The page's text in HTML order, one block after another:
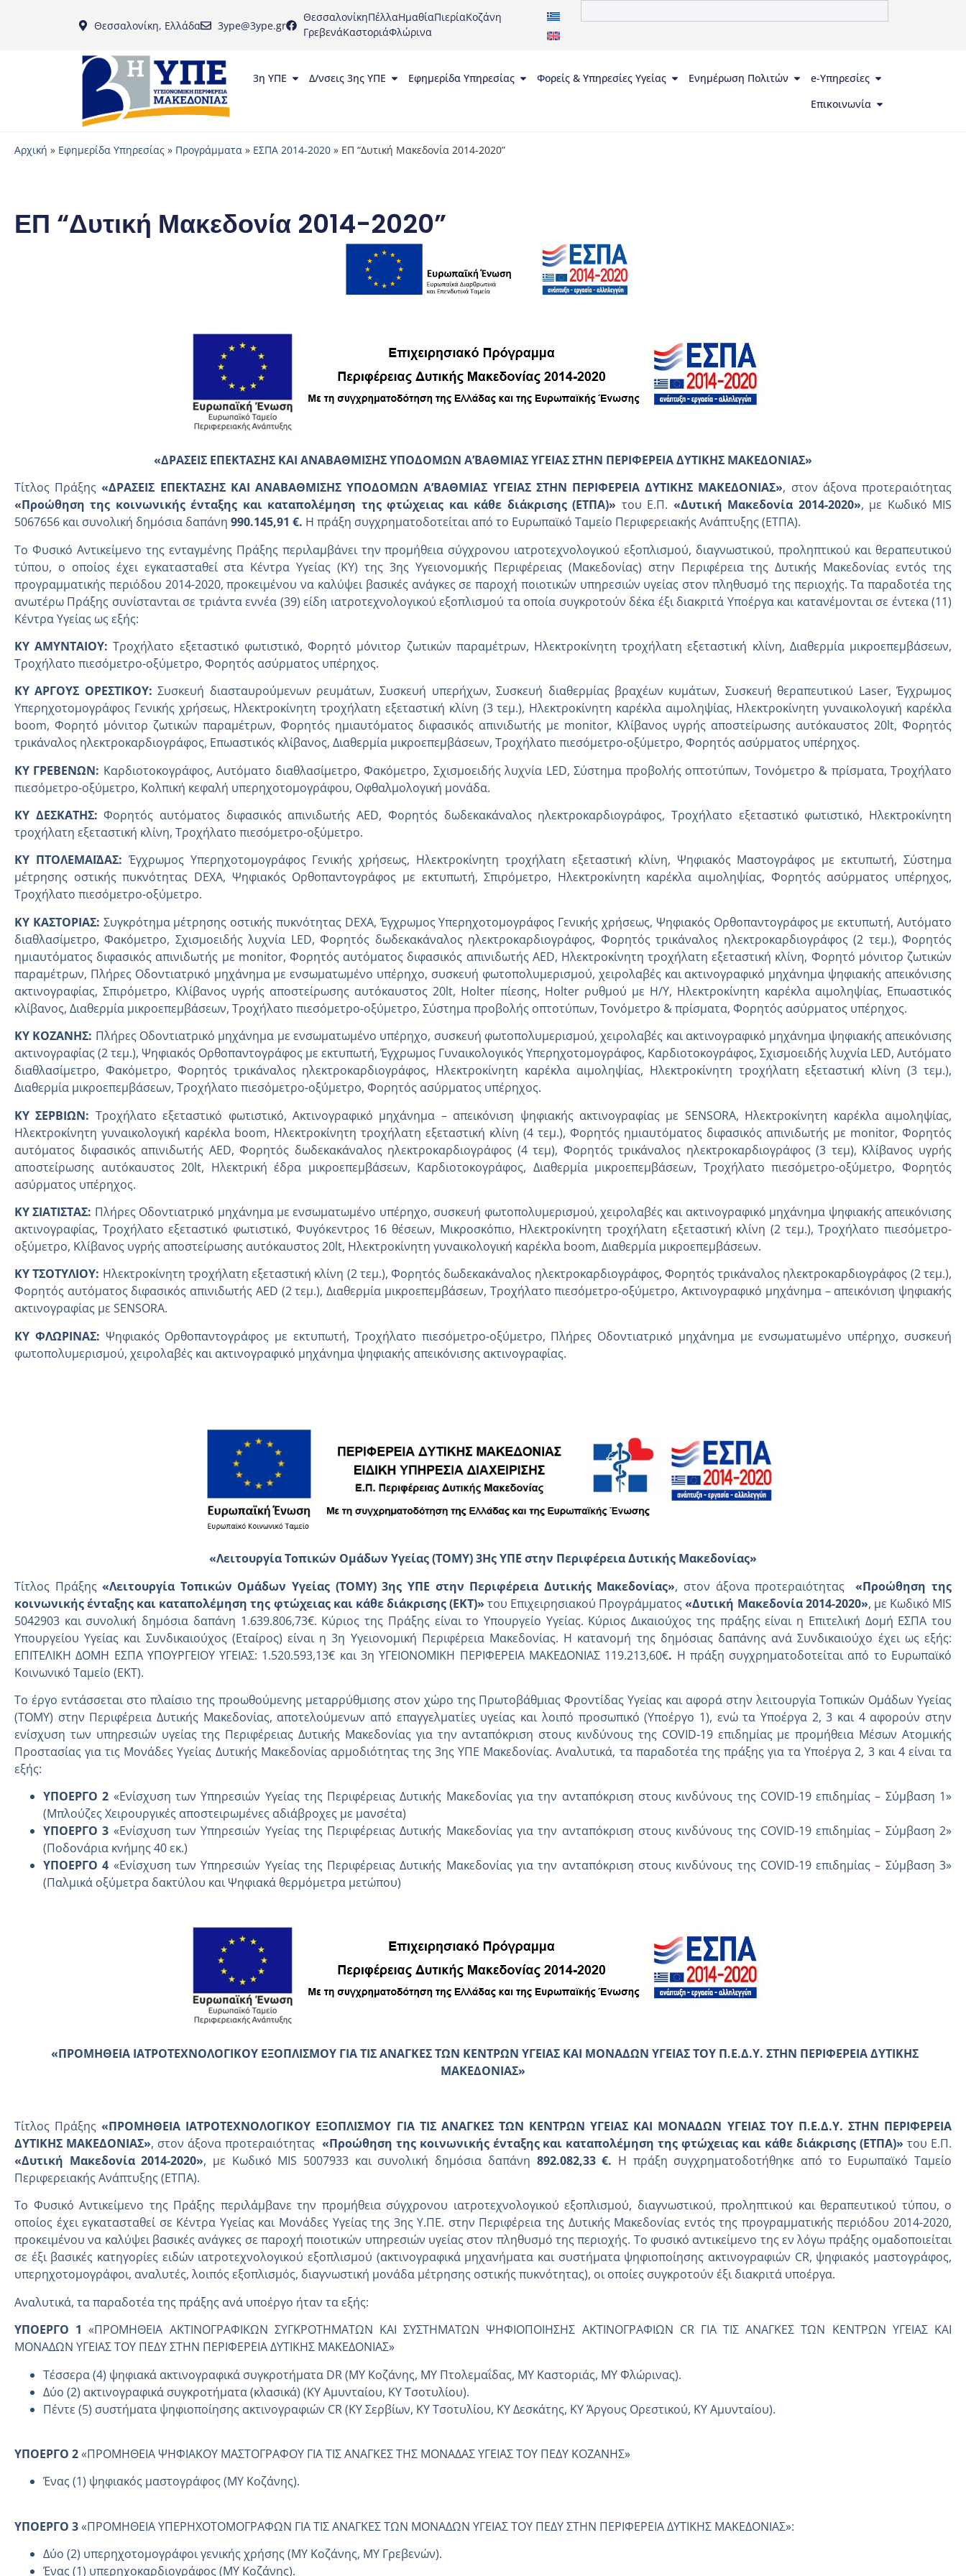
Θεσσαλονίκη, Ελλάδα 3ype@3ype.gr
ΘεσσαλονίκηΠέλλαΗμαθίαΠιερίαΚοζάνη
ΓρεβενάΚαστοριάΦλώρινα
3η ΥΠΕ Δ/νσεις 3ης ΥΠΕ Εφημερίδα Υπηρεσίας Φορείς & Υπηρεσίες Υγείας Ενημέρωση Πολιτών
e-Υπηρεσίες
Επικοινωνία
Αρχική » Εφημερίδα Υπηρεσίας » Προγράμματα » ΕΣΠΑ 2014-2020 » ΕΠ “Δυτική Μακεδονία 2014-2020”
ΕΠ “Δυτική Μακεδονία 2014-2020”
«ΔΡΑΣΕΙΣ ΕΠΕΚΤΑΣΗΣ ΚΑΙ ΑΝΑΒΑΘΜΙΣΗΣ ΥΠΟΔΟΜΩΝ Α’ΒΑΘΜΙΑΣ ΥΓΕΙΑΣ ΣΤΗΝ ΠΕΡΙΦΕΡΕΙΑ ΔΥΤΙΚΗΣ ΜΑΚΕΔΟΝΙΑΣ»
Τίτλος Πράξης«ΔΡΑΣΕΙΣ ΕΠΕΚΤΑΣΗΣ ΚΑΙ ΑΝΑΒΑΘΜΙΣΗΣ ΥΠΟΔΟΜΩΝ Α’ΒΑΘΜΙΑΣ ΥΓΕΙΑΣ ΣΤΗΝ ΠΕΡΙΦΕΡΕΙΑ ΔΥΤΙΚΗΣ ΜΑΚΕΔΟΝΙΑΣ», στον άξονα προτεραιότητας
«Προώθηση της κοινωνικής ένταξης και καταπολέμηση της φτώχειας και κάθε διάκρισης (ΕΤΠΑ)» του Ε.Π. «Δυτική Μακεδονία 2014-2020», με Κωδικό MIS
5067656 και συνολική δημόσια δαπάνη 990.145,91 €. Η πράξη συγχρηματοδοτείται από το Ευρωπαϊκό Ταμείο Περιφερειακής Ανάπτυξης (ΕΤΠΑ).
Το Φυσικό Αντικείμενο της ενταγμένης Πράξης περιλαμβάνει την προμήθεια σύγχρονου ιατροτεχνολογικού εξοπλισμού, διαγνωστικού, προληπτικού και θεραπευτικού
τύπου, ο οποίος έχει εγκατασταθεί στα Κέντρα Υγείας (KY) της 3ης Υγειονομικής Περιφέρειας (Μακεδονίας) στην Περιφέρεια της Δυτικής Μακεδονίας εντός της
προγραμματικής περιόδου 2014-2020, προκειμένου να καλύψει βασικές ανάγκες σε παροχή ποιοτικών υπηρεσιών υγείας στον πληθυσμό της περιοχής. Τα παραδοτέα της
ανωτέρω Πράξης συνίστανται σε τριάντα εννέα (39) είδη ιατροτεχνολογικού εξοπλισμού τα οποία συγκροτούν δέκα έξι διακριτά Υποέργα και κατανέμονται σε έντεκα (11)
Κέντρα Υγείας ως εξής:
KY AMYNTAIOY:Τροχήλατο εξεταστικό φωτιστικό, Φορητό μόνιτορ ζωτικών παραμέτρων, Ηλεκτροκίνητη τροχήλατη εξεταστική κλίνη, Διαθερμία μικροεπεμβάσεων,
Τροχήλατο πιεσόμετρο-οξύμετρο, Φορητός ασύρματος υπέρηχος.
ΚΥ ΑΡΓΟΥΣ ΟΡΕΣΤΙΚΟΥ:Συσκευή διασταυρούμενων ρευμάτων, Συσκευή υπερήχων, Συσκευή διαθερμίας βραχέων κυμάτων, Συσκευή θεραπευτικού Laser, Έγχρωμος
Υπερηχοτομογράφος Γενικής χρήσεως, Ηλεκτροκίνητη τροχήλατη εξεταστική κλίνη (3 τεμ.), Ηλεκτροκίνητη καρέκλα αιμοληψίας, Ηλεκτροκίνητη γυναικολογική καρέκλα
boom, Φορητό μόνιτορ ζωτικών παραμέτρων, Φορητός ημιαυτόματος διφασικός απινιδωτής με monitor, Κλίβανος υγρής αποστείρωσης αυτόκαυστος 20lt, Φορητός
τρικάναλος ηλεκτροκαρδιογράφος, Επωαστικός κλίβανος, Διαθερμία μικροεπεμβάσεων, Τροχήλατο πιεσόμετρο-οξύμετρο, Φορητός ασύρματος υπέρηχος.
ΚΥ ΓΡΕΒΕΝΩΝ: Καρδιοτοκογράφος, Αυτόματο διαθλασίμετρο, Φακόμετρο, Σχισμοειδής λυχνία LED, Σύστημα προβολής οπτοτύπων, Τονόμετρο & πρίσματα, Τροχήλατο
πιεσόμετρο-οξύμετρο, Κολπική κεφαλή υπερηχοτομογράφου, Οφθαλμολογική μονάδα.
ΚΥ ΔΕΣΚΑΤΗΣ:Φορητός αυτόματος διφασικός απινιδωτής AED, Φορητός δωδεκακάναλος ηλεκτροκαρδιογράφος, Τροχήλατο εξεταστικό φωτιστικό, Ηλεκτροκίνητη
τροχήλατη εξεταστική κλίνη, Τροχήλατο πιεσόμετρο-οξύμετρο.
ΚΥ ΠΤΟΛΕΜΑΪΔΑΣ: Έγχρωμος Υπερηχοτομογράφος Γενικής χρήσεως, Ηλεκτροκίνητη τροχήλατη εξεταστική κλίνη, Ψηφιακός Μαστογράφος με εκτυπωτή, Σύστημα
μέτρησης οστικής πυκνότητας DEXA, Ψηφιακός Ορθοπαντογράφος με εκτυπωτή, Σπιρόμετρο, Ηλεκτροκίνητη καρέκλα αιμοληψίας, Φορητός ασύρματος υπέρηχος,
Τροχήλατο πιεσόμετρο-οξύμετρο.
ΚΥ ΚΑΣΤΟΡΙΑΣ: Συγκρότημα μέτρησης οστικής πυκνότητας DEXA, Έγχρωμος Υπερηχοτομογράφος Γενικής χρήσεως, Ψηφιακός Ορθοπαντογράφος με εκτυπωτή, Αυτόματο
διαθλασίμετρο, Φακόμετρο, Σχισμοειδής λυχνία LED, Φορητός δωδεκακάναλος ηλεκτροκαρδιογράφος, Φορητός τρικάναλος ηλεκτροκαρδιογράφος (2 τεμ.), Φορητός
ημιαυτόματος διφασικός απινιδωτής με monitor, Φορητός αυτόματος διφασικός απινιδωτής AED, Ηλεκτροκίνητη τροχήλατη εξεταστική κλίνη, Φορητό μόνιτορ ζωτικών
παραμέτρων, Πλήρες Οδοντιατρικό μηχάνημα με ενσωματωμένο υπέρηχο, συσκευή φωτοπολυμερισμού, χειρολαβές και ακτινογραφικό μηχάνημα ψηφιακής απεικόνισης
ακτινογραφίας, Σπιρόμετρο, Κλίβανος υγρής αποστείρωσης αυτόκαυστος 20lt, Holter πίεσης, Holter ρυθμού με Η/Υ, Ηλεκτροκίνητη καρέκλα αιμοληψίας, Επωαστικός
κλίβανος, Διαθερμία μικροεπεμβάσεων, Τροχήλατο πιεσόμετρο-οξύμετρο, Σύστημα προβολής οπτοτύπων, Τονόμετρο & πρίσματα, Φορητός ασύρματος υπέρηχος.
ΚΥ ΚΟΖΑΝΗΣ: Πλήρες Οδοντιατρικό μηχάνημα με ενσωματωμένο υπέρηχο, συσκευή φωτοπολυμερισμού, χειρολαβές και ακτινογραφικό μηχάνημα ψηφιακής απεικόνισης
ακτινογραφίας (2 τεμ.), Ψηφιακός Ορθοπαντογράφος με εκτυπωτή, Έγχρωμος Γυναικολογικός Υπερηχοτομογράφος, Καρδιοτοκογράφος, Σχισμοειδής λυχνία LED, Αυτόματο
διαθλασίμετρο, Φακόμετρο, Φορητός τρικάναλος ηλεκτροκαρδιογράφος, Ηλεκτροκίνητη καρέκλα αιμοληψίας, Ηλεκτροκίνητη τροχήλατη εξεταστική κλίνη (3 τεμ.),
Διαθερμία μικροεπεμβάσεων, Τροχήλατο πιεσόμετρο-οξύμετρο, Φορητός ασύρματος υπέρηχος.
ΚΥ ΣΕΡΒΙΩΝ: Τροχήλατο εξεταστικό φωτιστικό, Ακτινογραφικό μηχάνημα – απεικόνιση ψηφιακής ακτινογραφίας με SENSORA, Ηλεκτροκίνητη καρέκλα αιμοληψίας,
Ηλεκτροκίνητη γυναικολογική καρέκλα boom, Ηλεκτροκίνητη τροχήλατη εξεταστική κλίνη (4 τεμ.), Φορητός ημιαυτόματος διφασικός απινιδωτής με monitor, Φορητός
αυτόματος διφασικός απινιδωτής AED, Φορητός δωδεκακάναλος ηλεκτροκαρδιογράφος (4 τεμ), Φορητός τρικάναλος ηλεκτροκαρδιογράφος (3 τεμ), Κλίβανος υγρής
αποστείρωσης αυτόκαυστος 20lt, Ηλεκτρική έδρα μικροεπεμβάσεων, Καρδιοτοκογράφος, Διαθερμία μικροεπεμβάσεων, Τροχήλατο πιεσόμετρο-οξύμετρο, Φορητός
ασύρματος υπέρηχος.
ΚΥ ΣΙΑΤΙΣΤΑΣ: Πλήρες Οδοντιατρικό μηχάνημα με ενσωματωμένο υπέρηχο, συσκευή φωτοπολυμερισμού, χειρολαβές και ακτινογραφικό μηχάνημα ψηφιακής απεικόνισης
ακτινογραφίας, Τροχήλατο εξεταστικό φωτιστικό, Φυγόκεντρος 16 θέσεων, Μικροσκόπιο, Ηλεκτροκίνητη τροχήλατη εξεταστική κλίνη (2 τεμ.), Τροχήλατο πιεσόμετρο-
οξύμετρο, Κλίβανος υγρής αποστείρωσης αυτόκαυστος 20lt, Ηλεκτροκίνητη γυναικολογική καρέκλα boom, Διαθερμία μικροεπεμβάσεων.
ΚΥ ΤΣΟΤΥΛΙΟΥ: Ηλεκτροκίνητη τροχήλατη εξεταστική κλίνη (2 τεμ.), Φορητός δωδεκακάναλος ηλεκτροκαρδιογράφος, Φορητός τρικάναλος ηλεκτροκαρδιογράφος (2 τεμ.),
Φορητός αυτόματος διφασικός απινιδωτής AED (2 τεμ.), Διαθερμία μικροεπεμβάσεων, Τροχήλατο πιεσόμετρο-οξύμετρο, Ακτινογραφικό μηχάνημα – απεικόνιση ψηφιακής
ακτινογραφίας με SENSORA.
ΚΥ ΦΛΩΡΙΝΑΣ: Ψηφιακός Ορθοπαντογράφος με εκτυπωτή, Τροχήλατο πιεσόμετρο-οξύμετρο, Πλήρες Οδοντιατρικό μηχάνημα με ενσωματωμένο υπέρηχο, συσκευή
φωτοπολυμερισμού, χειρολαβές και ακτινογραφικό μηχάνημα ψηφιακής απεικόνισης ακτινογραφίας.
«Λειτουργία Τοπικών Ομάδων Υγείας (ΤΟΜΥ) 3Ης ΥΠΕ στην Περιφέρεια Δυτικής Μακεδονίας»
Τίτλος Πράξης«Λειτουργία Τοπικών Ομάδων Υγείας (ΤΟΜΥ) 3ης ΥΠΕ στην Περιφέρεια Δυτικής Μακεδονίας», στον άξονα προτεραιότητας«Προώθηση της
κοινωνικής ένταξης και καταπολέμηση της φτώχειας και κάθε διάκρισης (ΕΚΤ)» του Επιχειρησιακού Προγράμματος«Δυτική Μακεδονία 2014-2020», με Κωδικό MIS
5042903 και συνολική δημόσια δαπάνη 1.639.806,73€. Κύριος της Πράξης είναι το Υπουργείο Υγείας. Κύριος Δικαιούχος της πράξης είναι η Επιτελική Δομή ΕΣΠΑ του
Υπουργείου Υγείας και Συνδικαιούχος (Εταίρος) είναι η 3η Υγειονομική Περιφέρεια Μακεδονίας. Η κατανομή της δημόσιας δαπάνης ανά Συνδικαιούχο έχει ως εξής:
ΕΠΙΤΕΛΙΚΗ ΔΟΜΗ ΕΣΠΑ ΥΠΟΥΡΓΕΙΟΥ ΥΓΕΙΑΣ: 1.520.593,13€ και 3η ΥΓΕΙΟΝΟΜΙΚΗ ΠΕΡΙΦΕΡΕΙΑ ΜΑΚΕΔΟΝΙΑΣ 119.213,60€. Η πράξη συγχρηματοδοτείται από το Ευρωπαϊκό
Κοινωνικό Ταμείο (ΕΚΤ).
Το έργο εντάσσεται στο πλαίσιο της προωθούμενης μεταρρύθμισης στον χώρο της Πρωτοβάθμιας Φροντίδας Υγείας και αφορά στην λειτουργία Τοπικών Ομάδων Υγείας
(ΤΟΜΥ) στην Περιφέρεια Δυτικής Μακεδονίας, αποτελούμενων από επαγγελματίες υγείας και λοιπό προσωπικό (Υποέργο 1), ενώ τα Υποέργα 2, 3 και 4 αφορούν στην
ενίσχυση των υπηρεσιών υγείας της Περιφέρειας Δυτικής Μακεδονίας για την ανταπόκριση στους κινδύνους της COVID-19 επιδημίας με προμήθεια Μέσων Ατομικής
Προστασίας για τις Μονάδες Υγείας Δυτικής Μακεδονίας αρμοδιότητας της 3ης ΥΠΕ Μακεδονίας. Αναλυτικά, τα παραδοτέα της πράξης για τα Υποέργα 2, 3 και 4 είναι τα
εξής:
ΥΠΟΕΡΓΟ 2 «Ενίσχυση των Υπηρεσιών Υγείας της Περιφέρειας Δυτικής Μακεδονίας για την ανταπόκριση στους κινδύνους της COVID-19 επιδημίας – Σύμβαση 1»
(Μπλούζες Χειρουργικές αποστειρωμένες αδιάβροχες με μανσέτα)
ΥΠΟΕΡΓΟ 3 «Ενίσχυση των Υπηρεσιών Υγείας της Περιφέρειας Δυτικής Μακεδονίας για την ανταπόκριση στους κινδύνους της COVID-19 επιδημίας – Σύμβαση 2»
(Ποδονάρια κνήμης 40 εκ.)
ΥΠΟΕΡΓΟ 4 «Ενίσχυση των Υπηρεσιών Υγείας της Περιφέρειας Δυτικής Μακεδονίας για την ανταπόκριση στους κινδύνους της COVID-19 επιδημίας – Σύμβαση 3»
(Παλμικά οξύμετρα δακτύλου και Ψηφιακά θερμόμετρα μετώπου)
«ΠΡΟΜΗΘΕΙΑ ΙΑΤΡΟΤΕΧΝΟΛΟΓΙΚΟΥ ΕΞΟΠΛΙΣΜΟΥ ΓΙΑ ΤΙΣ ΑΝΑΓΚΕΣ ΤΩΝ ΚΕΝΤΡΩΝ ΥΓΕΙΑΣ ΚΑΙ ΜΟΝΑΔΩΝ ΥΓΕΙΑΣ ΤΟΥ Π.Ε.Δ.Υ. ΣΤΗΝ ΠΕΡΙΦΕΡΕΙΑ ΔΥΤΙΚΗΣ
ΜΑΚΕΔΟΝΙΑΣ»
Τίτλος Πράξης«ΠΡΟΜΗΘΕΙΑ ΙΑΤΡΟΤΕΧΝΟΛΟΓΙΚΟΥ ΕΞΟΠΛΙΣΜΟΥ ΓΙΑ ΤΙΣ ΑΝΑΓΚΕΣ ΤΩΝ ΚΕΝΤΡΩΝ ΥΓΕΙΑΣ ΚΑΙ ΜΟΝΑΔΩΝ ΥΓΕΙΑΣ ΤΟΥ Π.Ε.Δ.Υ. ΣΤΗΝ ΠΕΡΙΦΕΡΕΙΑ
ΔΥΤΙΚΗΣ ΜΑΚΕΔΟΝΙΑΣ», στον άξονα προτεραιότητας «Προώθηση της κοινωνικής ένταξης και καταπολέμηση της φτώχειας και κάθε διάκρισης (ΕΤΠΑ)» του Ε.Π.
«Δυτική Μακεδονία 2014-2020», με Κωδικό MIS 5007933 και συνολική δημόσια δαπάνη 892.082,33 €. Η πράξη συγχρηματοδοτήθηκε από το Ευρωπαϊκό Ταμείο
Περιφερειακής Ανάπτυξης (ΕΤΠΑ).
Το Φυσικό Αντικείμενο της Πράξης περιλάμβανε την προμήθεια σύγχρονου ιατροτεχνολογικού εξοπλισμού, διαγνωστικού, προληπτικού και θεραπευτικού τύπου, ο
οποίος έχει εγκατασταθεί σε Κέντρα Υγείας και Μονάδες Υγείας της 3ης Υ.ΠΕ. στην Περιφέρεια της Δυτικής Μακεδονίας εντός της προγραμματικής περιόδου 2014-2020,
προκειμένου να καλύψει βασικές ανάγκες σε παροχή ποιοτικών υπηρεσιών υγείας στον πληθυσμό της περιοχής. Το φυσικό αντικείμενο της εν λόγω πράξης ομαδοποιείται
σε έξι βασικές κατηγορίες ειδών ιατροτεχνολογικού εξοπλισμού (ακτινογραφικά μηχανήματα και συστήματα ψηφιοποίησης ακτινογραφιών CR, ψηφιακός μαστογράφος,
υπερηχοτομογράφοι, αναλυτές, λοιπός εξοπλισμός, διαγνωστική μονάδα μέτρησης οστικής πυκνότητας), οι οποίες συγκροτούν έξι διακριτά υποέργα.
Αναλυτικά, τα παραδοτέα της πράξης ανά υποέργο ήταν τα εξής:
ΥΠΟΕΡΓΟ 1 «ΠΡΟΜΗΘΕΙΑ ΑΚΤΙΝΟΓΡΑΦΙΚΩΝ ΣΥΓΚΡΟΤΗΜΑΤΩΝ ΚΑΙ ΣΥΣΤΗΜΑΤΩΝ ΨΗΦΙΟΠΟΙΗΣΗΣ ΑΚΤΙΝΟΓΡΑΦΙΩΝ CR ΓΙΑ ΤΙΣ ΑΝΑΓΚΕΣ ΤΩΝ ΚΕΝΤΡΩΝ ΥΓΕΙΑΣ ΚΑΙ
ΜΟΝΑΔΩΝ ΥΓΕΙΑΣ ΤΟΥ ΠΕΔΥ ΣΤΗΝ ΠΕΡΙΦΕΡΕΙΑ ΔΥΤΙΚΗΣ ΜΑΚΕΔΟΝΙΑΣ»
Τέσσερα (4) ψηφιακά ακτινογραφικά συγκροτήματα DR (ΜΥ Κοζάνης, ΜΥ Πτολεμαΐδας, ΜΥ Καστοριάς, ΜΥ Φλώρινας).
Δύο (2) ακτινογραφικά συγκροτήματα (κλασικά) (ΚΥ Αμυνταίου, ΚΥ Τσοτυλίου).
Πέντε (5) συστήματα ψηφιοποίησης ακτινογραφιών CR (ΚΥ Σερβίων, ΚΥ Τσοτυλίου, ΚΥ Δεσκάτης, ΚΥ Άργους Ορεστικού, ΚΥ Αμυνταίου).
ΥΠΟΕΡΓΟ 2«ΠΡΟΜΗΘΕΙΑ ΨΗΦΙΑΚΟΥ ΜΑΣΤΟΓΡΑΦΟΥ ΓΙΑ ΤΙΣ ΑΝΑΓΚΕΣ ΤΗΣ ΜΟΝΑΔΑΣ ΥΓΕΙΑΣ ΤΟΥ ΠΕΔΥ ΚΟΖΑΝΗΣ»
Ένας (1) ψηφιακός μαστογράφος (ΜΥ Κοζάνης).
ΥΠΟΕΡΓΟ 3«ΠΡΟΜΗΘΕΙΑ ΥΠΕΡΗΧΟΤΟΜΟΓΡΑΦΩΝ ΓΙΑ ΤΙΣ ΑΝΑΓΚΕΣ ΤΩΝ ΜΟΝΑΔΩΝ ΥΓΕΙΑΣ ΤΟΥ ΠΕΔΥ ΣΤΗΝ ΠΕΡΙΦΕΡΕΙΑ ΔΥΤΙΚΗΣ ΜΑΚΕΔΟΝΙΑΣ»:
Δύο (2) υπερηχοτομογράφοι γενικής χρήσης (ΜΥ Κοζάνης, ΜΥ Γρεβενών).
Ένας (1) υπερηχοκαρδιογράφος (ΜΥ Κοζάνης).